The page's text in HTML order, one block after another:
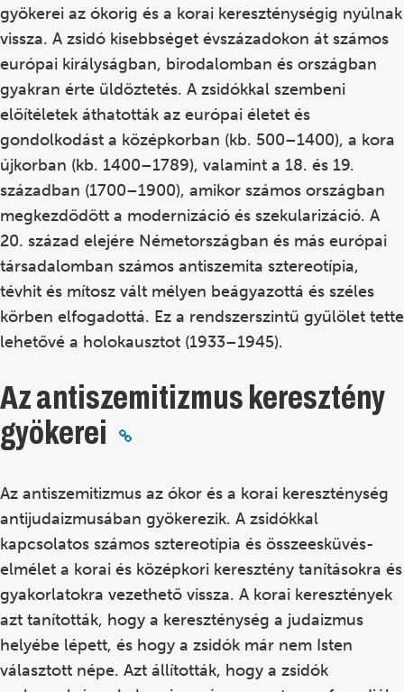
gyökerei az ókorig és a korai kereszténységig nyúlnak
vissza. A zsidó kisebbséget évszázadokon át számos
európai királyságban, birodalomban és országban
gyakran érte üldöztetés. A zsidókkal szembeni
előítéletek áthatották az európai életet és
gondolkodást a középkorban (kb. 500–1400), a kora
újkorban (kb. 1400–1789), valamint a 18. és 19.
században (1700–1900), amikor számos országban
megkezdődött a modernizáció és szekularizáció. A
20. század elejére Németországban és más európai
társadalomban számos antiszemita sztereotípia,
tévhit és mítosz vált mélyen beágyazottá és széles
körben elfogadottá. Ez a rendszerszintű gyűlölet tette
lehetővé a holokausztot (1933–1945).
Az antiszemitizmus keresztény
gyökerei
Az antiszemitizmus az ókor és a korai kereszténység
antijudaizmusában gyökerezik. A zsidókkal
kapcsolatos számos sztereotípia és összeesküvés-
elmélet a korai és középkori keresztény tanításokra és
gyakorlatokra vezethető vissza. A korai keresztények
azt tanították, hogy a kereszténység a judaizmus
helyébe lépett, és hogy a zsidók már nem Isten
választott népe. Azt állították, hogy a zsidók